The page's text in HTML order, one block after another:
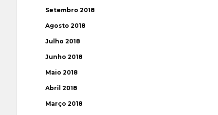
Setembro 2018
Agosto 2018
Julho 2018
Junho 2018
Maio 2018
Abril 2018
Março 2018